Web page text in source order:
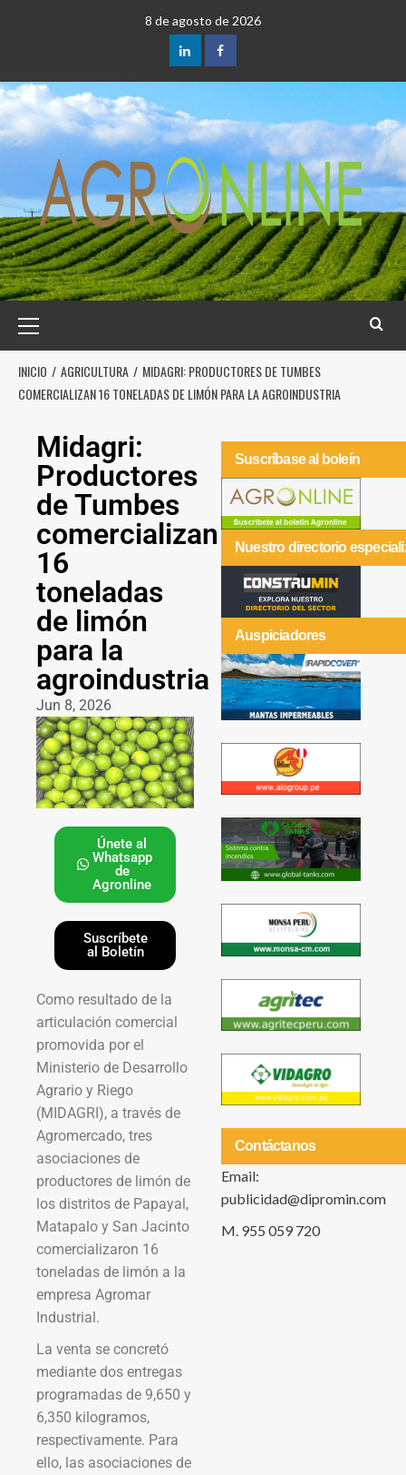
8 de agosto de 2026
INICIO AGRICULTURA
MIDAGRI: PRODUCTORES DE TUMBES
COMERCIALIZAN 16 TONELADAS DE LIMÓN PARA LA AGROINDUSTRIA
Midagri:
Productores
de Tumbes
comercializan
16
toneladas
de limón
para la
agroindustria
Jun 8, 2026
Únete al
Whatsapp
de
Agronline
Suscríbete
al Boletín
Como resultado de la
articulación comercial
promovida por el
Ministerio de Desarrollo
Agrario y Riego
(MIDAGRI), a través de
Agromercado, tres
asociaciones de
productores de limón de
los distritos de Papayal,
Matapalo y San Jacinto
comercializaron 16
toneladas de limón a la
empresa Agromar
Industrial.
La venta se concretó
mediante dos entregas
programadas de 9,650 y
6,350 kilogramos,
respectivamente. Para
ello, las asociaciones de
Suscríbase al boleín
Nuestro directorio
Auspiciadores
Contáctanos
Email:
publicidad@dipromin.com
M. 955 059 720